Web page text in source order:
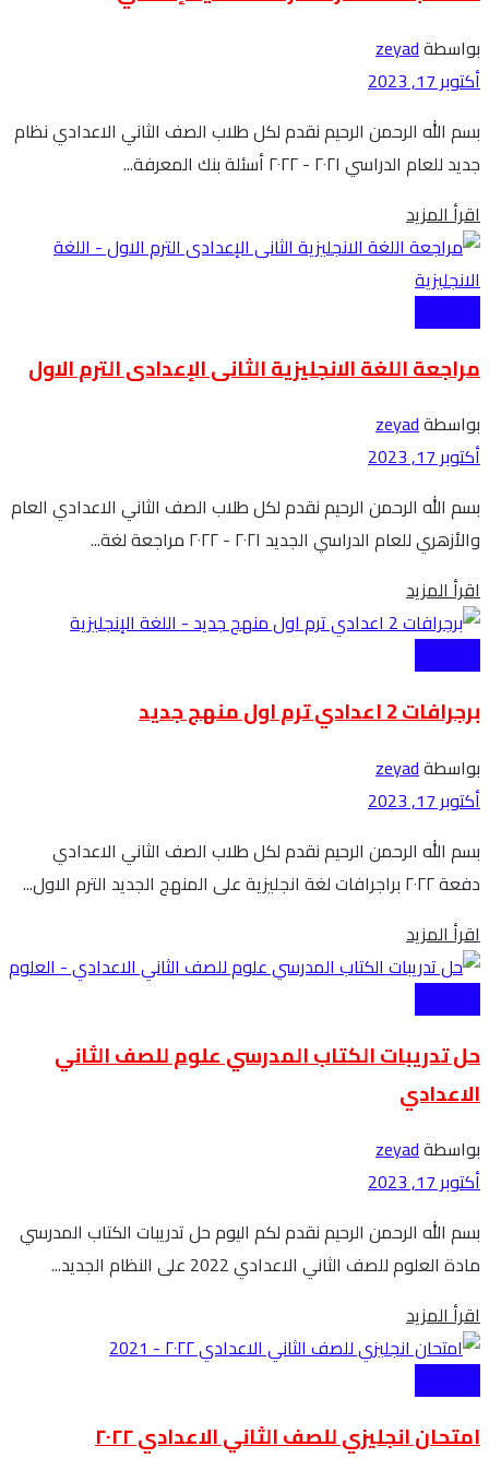
بواسطة zeyad
أكتوبر 17, 2023
بسم الله الرحمن الرحيم نقدم لكل طلاب الصف الثاني الاعدادي نظام
جديد للعام الدراسي ٢٠٢١ - ٢٠٢٢ أسئلة بنك المعرفة...
اقرأ المزيدDetails
مراجعة اللغة الانجليزية الثانى الإعدادى الترم الاول
بواسطة zeyad
أكتوبر 17, 2023
بسم الله الرحمن الرحيم نقدم لكل طلاب الصف الثاني الاعدادي العام
والأزهري للعام الدراسي الجديد ٢٠٢١ - ٢٠٢٢ مراجعة لغة...
اقرأ المزيدDetails
برجرافات 2 اعدادي ترم اول منهج جديد
بواسطة zeyad
أكتوبر 17, 2023
بسم الله الرحمن الرحيم نقدم لكل طلاب الصف الثاني الاعدادي
دفعة ٢٠٢٢ براجرافات لغة انجليزية على المنهج الجديد الترم الاول...
اقرأ المزيدDetails
حل تدريبات الكتاب المدرسي علوم للصف الثاني
الاعدادي
بواسطة zeyad
أكتوبر 17, 2023
بسم الله الرحمن الرحيم نقدم لكم اليوم حل تدريبات الكتاب المدرسي
مادة العلوم للصف الثاني الاعدادي 2022 على النظام الجديد...
اقرأ المزيدDetails
امتحان انجليزي للصف الثاني الاعدادي ٢٠٢٢